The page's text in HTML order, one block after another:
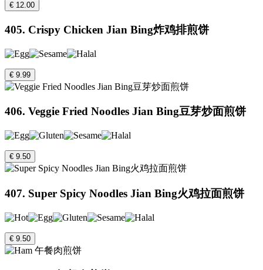
€ 12.00
405. Crispy Chicken Jian Bing炸鸡排煎饼
€ 9.99
406. Veggie Fried Noodles Jian Bing豆芽炒面煎饼
€ 9.50
407. Super Spicy Noodles Jian Bing火鸡拉面煎饼
€ 9.50